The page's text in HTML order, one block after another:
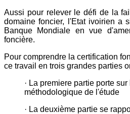
Aussi pour relever le défi de la
domaine foncier, l'Etat ivoirien a
Banque Mondiale en vue
foncière.
Pour comprendre la certification
ce travail en trois grandes parties
· La premiere partie porte
méthodologique de l'étude
· La deuxième partie se